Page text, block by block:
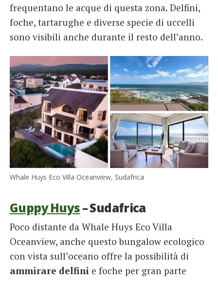
frequentano le acque di questa zona. Delfini,
foche, tartarughe e diverse specie di uccelli
sono visibili anche durante il resto dell’anno.
Whale Huys Eco Villa Oceanview, Sudafrica
Guppy Huys– Sudafrica
Poco distante da Whale Huys Eco Villa
Oceanview, anche questo bungalow ecologico
con vista sull’oceano offre la possibilità di
ammirare delfini e foche per gran parte